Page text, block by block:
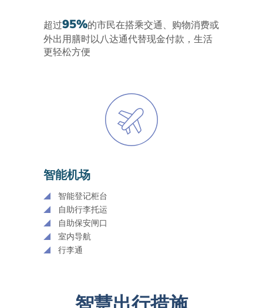
超过95%的市民在搭乘交通、购物消费或
外出用膳时以八达通代替现金付款，生活
更轻松方便
智能机场
智能登记柜台
自助行李托运
自助保安闸口
室内导航
行李通
智慧出行措施